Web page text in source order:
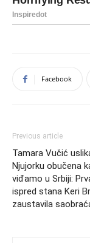
Facebook
Previous article
Tamara Vučić
Njujorku obučena
viđamo u Srbiji:
ispred stana Keri
zaustavila